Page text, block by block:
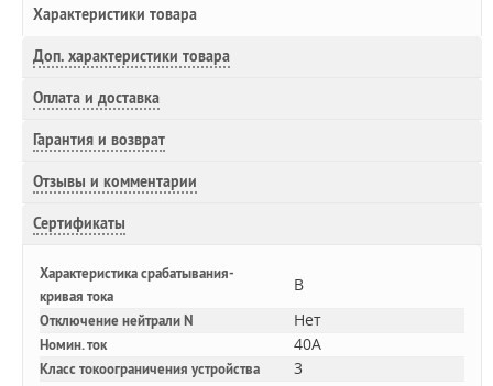
Характеристики товара
Доп. характеристики товара
Оплата и доставка
Гарантия и возврат
Отзывы и комментарии
Сертификаты
Характеристика срабатывания-
кривая тока
B
Отключение нейтрали N Нет
Номин. ток 40A
Класс токоограничения устройства 3